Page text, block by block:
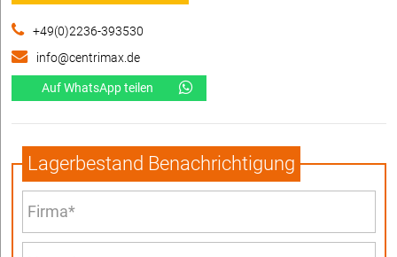
+49(0)2236-393530
info@centrimax.de
Auf WhatsApp teilen
Lagerbestand Benachrichtigung